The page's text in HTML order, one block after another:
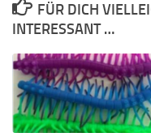
FÜR DICH
INTERESSANT …